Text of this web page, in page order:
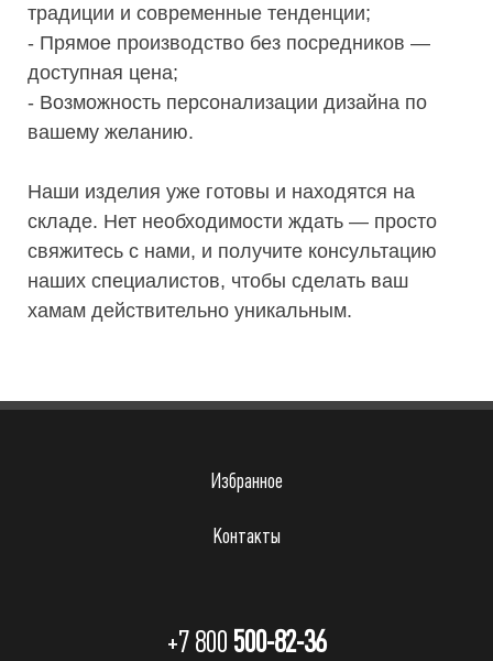
традиции и современные тенденции;
- Прямое производство без посредников —
доступная цена;
- Возможность персонализации дизайна по
вашему желанию.
Наши изделия уже готовы и находятся на
складе. Нет необходимости ждать — просто
свяжитесь с нами, и получите консультацию
наших специалистов, чтобы сделать ваш
хамам действительно уникальным.
Избранное
Контакты
+7 800 500-82-36